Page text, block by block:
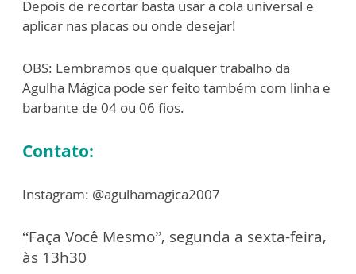
Depois de recortar basta usar a cola universal e
aplicar nas placas ou onde desejar!
OBS: Lembramos que qualquer trabalho da
Agulha Mágica pode ser feito também com linha e
barbante de 04 ou 06 fios.
Contato:
Instagram: @agulhamagica2007
“Faça Você Mesmo”, segunda a sexta-feira,
às 13h30